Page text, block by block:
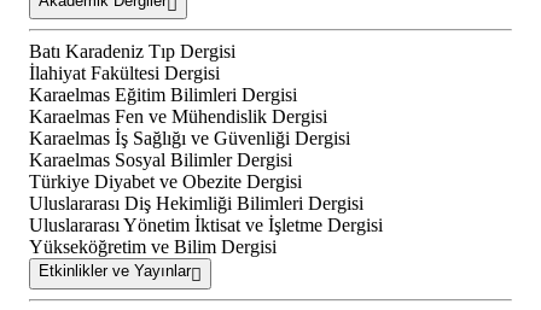
Batı Karadeniz Tıp Dergisi
İlahiyat Fakültesi Dergisi
Karaelmas Eğitim Bilimleri Dergisi
Karaelmas Fen ve Mühendislik Dergisi
Karaelmas İş Sağlığı ve Güvenliği Dergisi
Karaelmas Sosyal Bilimler Dergisi
Türkiye Diyabet ve Obezite Dergisi
Uluslararası Diş Hekimliği Bilimleri Dergisi
Uluslararası Yönetim İktisat ve İşletme Dergisi
Yükseköğretim ve Bilim Dergisi
Etkinlikler ve Yayınlar